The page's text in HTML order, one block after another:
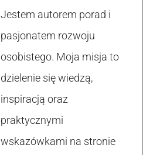
Jestem autorem porad i
pasjonatem rozwoju
osobistego. Moja misja to
dzielenie się wiedzą,
inspiracją oraz
praktycznymi
wskazówkami na stronie